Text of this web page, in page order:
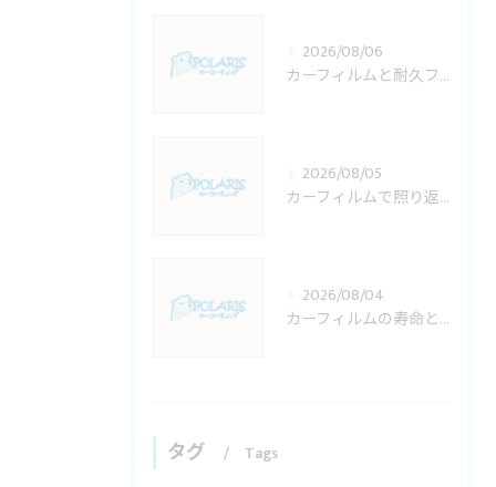
2026/08/06
カーフィルムと耐久フィルムの選び方と後悔しない埼玉県での施工ポイント
2026/08/05
カーフィルムで照り返し防止を埼玉県で叶える施工料金と適法性の徹底解説
2026/08/04
カーフィルムの寿命と耐久年数を埼玉県で後悔しない選び方徹底ガイド
タグ Tags